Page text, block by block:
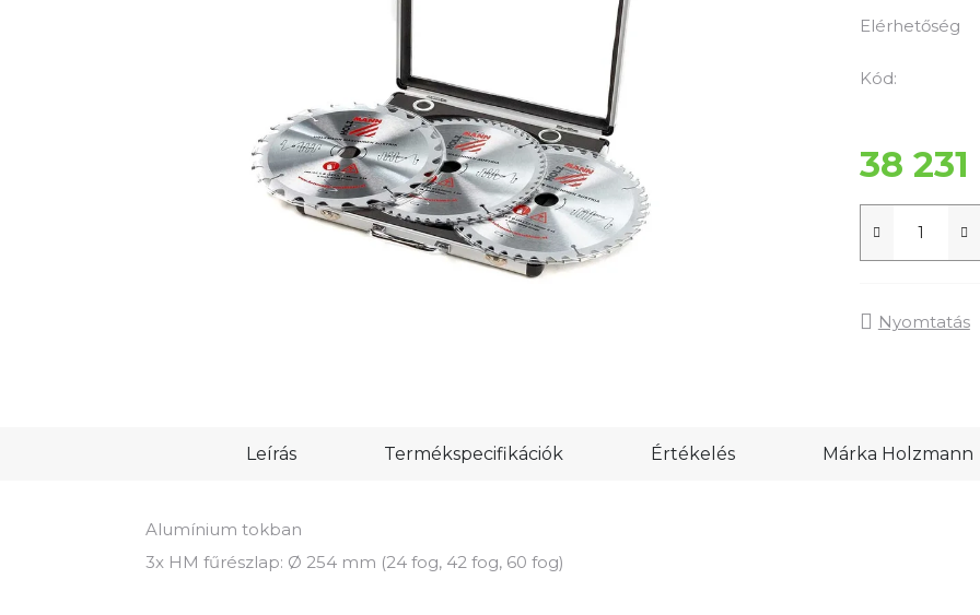
értékelése
ből
Elérhetőség
Kód:
38
Nyomtatás
Leírás Termékspecifikációk Értékelés Márka Holzmann
Alumínium tokban
3x HM fűrészlap: Ø 254 mm (24 fog, 42 fog, 60 fog)